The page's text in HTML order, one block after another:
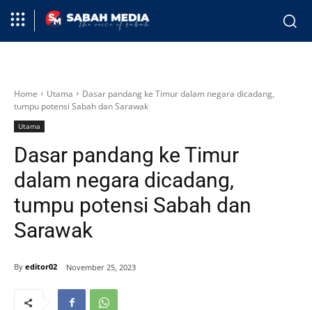
Home Utama
Dasar pandang ke Timur dalam negara dicadang,
tumpu potensi Sabah dan Sarawak
Utama
Dasar pandang ke Timur
dalam negara dicadang,
tumpu potensi Sabah dan
Sarawak
By editor02 November 25, 2023